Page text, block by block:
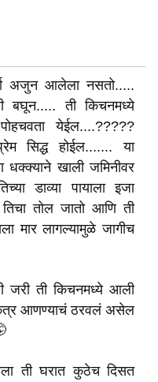
अजुन आलेला नसतो.....
बघून..... ती किचनमध्ये
येईल....?????
सिद्ध होईल....... या
धक्क्याने खाली जमिनीवर
डाव्या पायाला इजा
तोल जातो आणि ती
मार लागल्यामुळे जागीच
जरी ती किचनमध्ये आली
आणण्याचं ठरवलं असेल
ती घरात कुठेच दिसत